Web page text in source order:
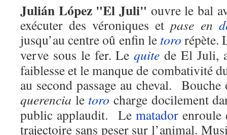
Julián López "El Juli" ouvre le bal
exécuter des véroniques etpase en
jusqu’au centre oû enfin le toro répète.
verve sous le fer. Lequite de El Juli,
faiblesse et le manque de combativité
au second passage au cheval.
querencia le toro charge docilement
public applaudit. Le matadorenroule
trajectoire sans peser sur l’animal.